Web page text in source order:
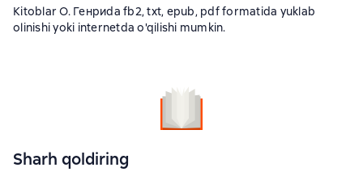
Kitoblar О. Генриda fb2, txt, epub, pdf formatida yuklab
olinishi yoki internetda o'qilishi mumkin.
Sharh qoldiring